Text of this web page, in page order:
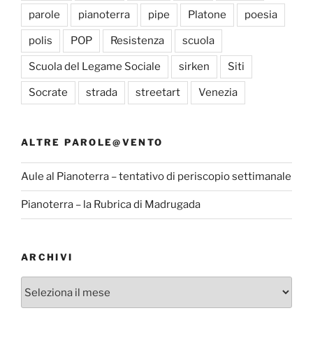
parole pianoterra pipe Platone poesia
polis POP Resistenza scuola
Scuola del Legame Sociale sirken Siti
Socrate strada streetart Venezia
ALTRE PAROLE@VENTO
Aule al Pianoterra – tentativo di periscopio settimanale
Pianoterra – la Rubrica di Madrugada
ARCHIVI